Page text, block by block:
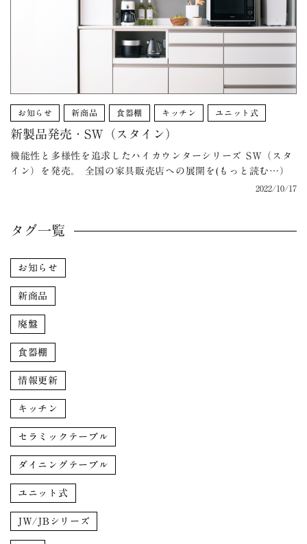
お知らせ 新商品 食器棚 キッチン ユニット式
新製品発売・SW（スタイン）
機能性と多様性を追求したハイカウンターシリーズ SW（スタ
イン）を発売。 全国の家具販売店への展開を(もっと読む…）
2022/10/17
タグ一覧
お知らせ
新商品
廃盤
食器棚
情報更新
キッチン
セラミックテーブル
ダイニングテーブル
ユニット式
JW/JBシリーズ